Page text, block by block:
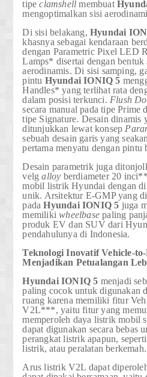
tipeclamshellmembuat
mengoptimalkan sisi
Di sisi belakang,Hyundai
khasnya sebagai kendaraan
dengan Parametric Pixel LED
Lamps* disertai dengan bentuk
aerodinamis. Di sisi samping,
pintu HyundaiIONIQ 5
Handles* yang terlihat rata
dalam posisi terkunci. Flush
secara manual pada tipe Prime
tipe Signature. Desain dinamis
ditunjukkan lewat konsep
sebuah desain garis yang
pertama menyatu dengan pintu
Desain parametrik juga
velgalloy berdiameter 20
mobil listrik Hyundai dengan
unik. Arsitektur E-GMP yang
padaHyundaiIONIQ 5 juga
memilikiwheelbasepaling
produk EV dan SUV dari
pendahulunya di Indonesia.
Teknologi Inovatif Vehicle-
Menjadikan Petualangan
HyundaiIONIQ 5 menjadi
paling cocok untuk digunakan
ruang karena memiliki fitur
V2L***, yaitu fitur yang
memperoleh daya listrik mobil
dapat digunakan secara bebas
perangkat listrik apapun,
listrik, atau peralatan berkemah.
Arus listrik V2L dapat